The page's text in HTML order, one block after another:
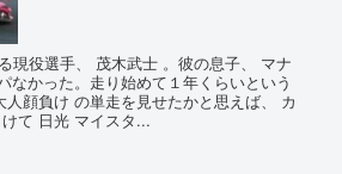
現役選手、 茂木武士 。彼の息子、 マナ
なかった。走り始めて１年くらいという
人顔負け の単走を見せたかと思えば、 カ
て 日光 マイスタ...